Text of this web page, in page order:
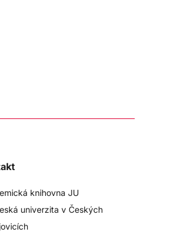
knihovna JU
univerzita v Českých